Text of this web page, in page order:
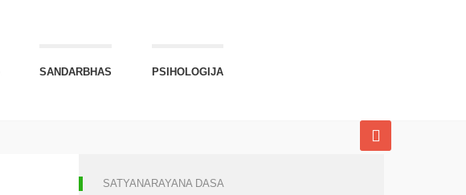
SANDARBHAS PSIHOLOGIJA
SATYANARAYANA DASA